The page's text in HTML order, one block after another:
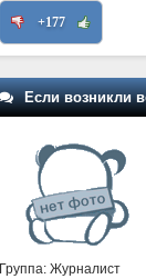
+177
Если возникли
Группа: Журналист